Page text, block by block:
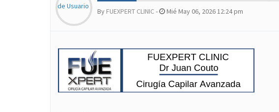
By FUEXPERT CLINIC- Mié May 06, 2026 12:24 pm